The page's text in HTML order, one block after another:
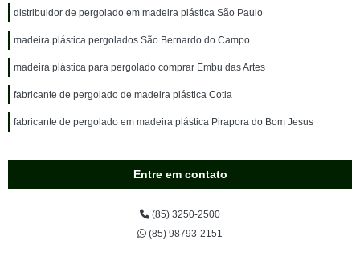
distribuidor de pergolado em madeira plástica São Paulo
madeira plástica pergolados São Bernardo do Campo
madeira plástica para pergolado comprar Embu das Artes
fabricante de pergolado de madeira plástica Cotia
fabricante de pergolado em madeira plástica Pirapora do Bom Jesus
Entre em contato
(85) 3250-2500
(85) 98793-2151